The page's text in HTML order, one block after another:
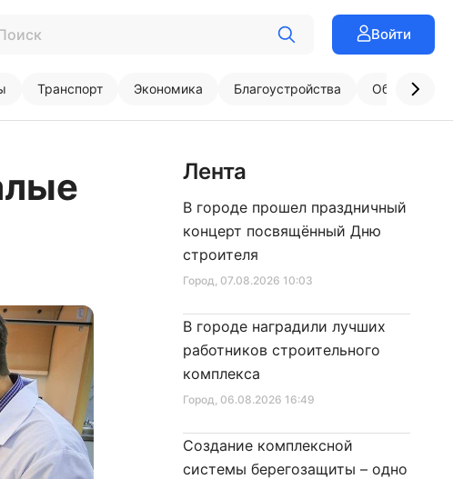
Войти
Транспорт Экономика Благоустройства
Лента
Город, 07.08.2026 10:03
В городе прошел праздничный
концерт посвящённый Дню
строителя
Город, 06.08.2026 16:49
В городе наградили лучших
работников строительного
комплекса
Создание комплексной
системы берегозащиты – одно